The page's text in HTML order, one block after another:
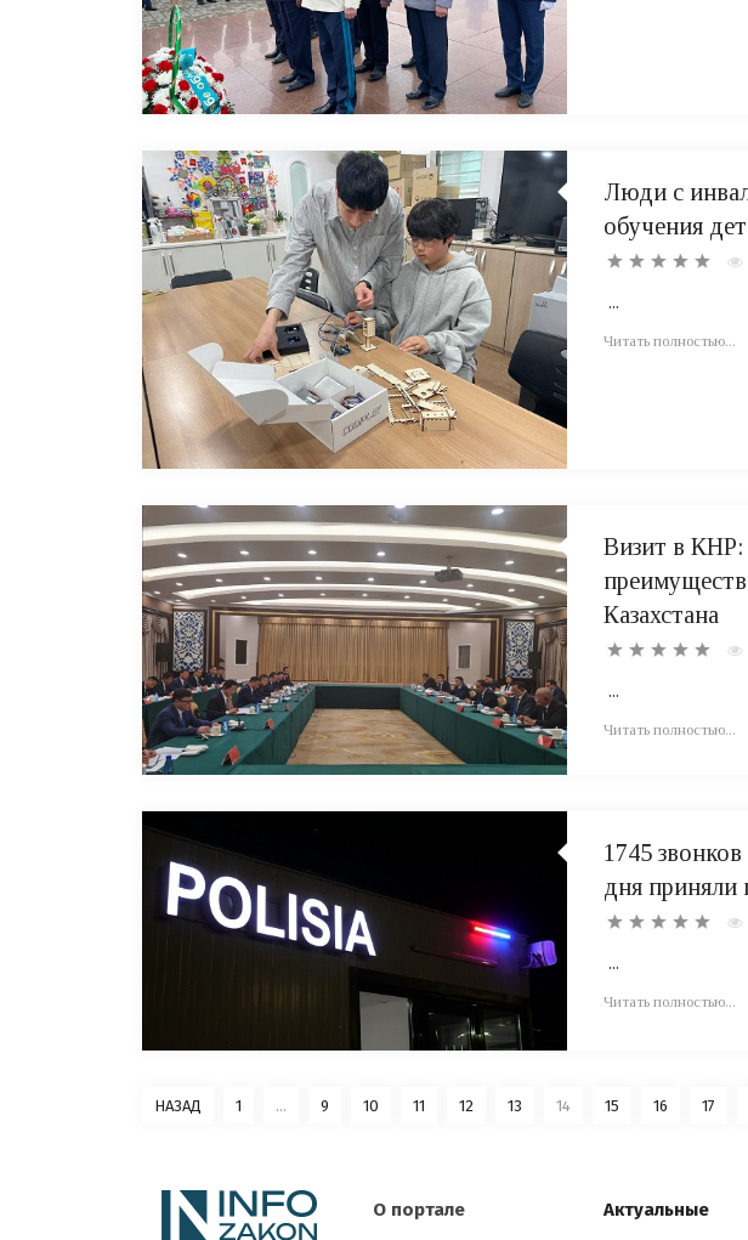
Люди с
обучения
...
Читать полностью...
Визит в КНР:
Казахстана
...
Читать полностью...
1745
дня
...
Читать полностью...
НАЗАД 1 ... 9 10 11 12 13 14 15 16 17
О портале
Актуальные